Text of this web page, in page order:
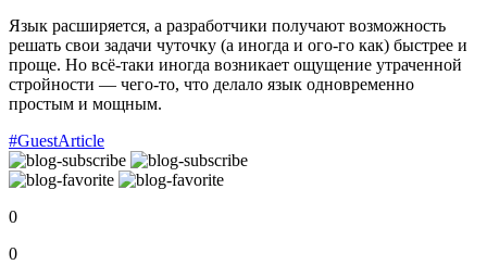
Язык расширяется, а разработчики получают возможность
решать свои задачи чуточку (а иногда и ого-го как) быстрее и
проще. Но всё-таки иногда возникает ощущение утраченной
стройности — чего-то, что делало язык одновременно
простым и мощным.
#GuestArticle
0
0